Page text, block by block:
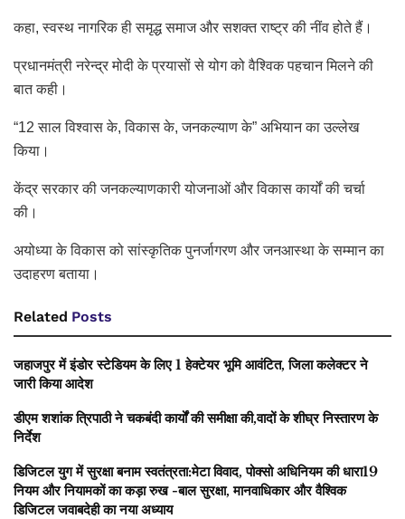
कहा, स्वस्थ नागरिक ही समृद्ध समाज और सशक्त राष्ट्र की नींव होते हैं।
प्रधानमंत्री नरेन्द्र मोदी के प्रयासों से योग को वैश्विक पहचान मिलने की
बात कही।
“12 साल विश्वास के, विकास के, जनकल्याण के” अभियान का उल्लेख
किया।
केंद्र सरकार की जनकल्याणकारी योजनाओं और विकास कार्यों की चर्चा
की।
अयोध्या के विकास को सांस्कृतिक पुनर्जागरण और जनआस्था के सम्मान का
उदाहरण बताया।
Related Posts
जहाजपुर में इंडोर स्टेडियम के लिए 1 हेक्टेयर भूमि आवंटित, जिला कलेक्टर ने
जारी किया आदेश
डीएम शशांक त्रिपाठी ने चकबंदी कार्यों की समीक्षा की,वादों के शीघ्र निस्तारण के
निर्देश
डिजिटल युग में सुरक्षा बनाम स्वतंत्रता:मेटा विवाद, पोक्सो अधिनियम की धारा19
नियम और नियामकों का कड़ा रुख -बाल सुरक्षा, मानवाधिकार और वैश्विक
डिजिटल जवाबदेही का नया अध्याय